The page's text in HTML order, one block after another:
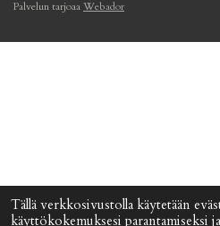
Tällä verkkosivustolla käytetään
käyttökokemuksesi parantamiseksi
Palvelun tarjoaaWebador